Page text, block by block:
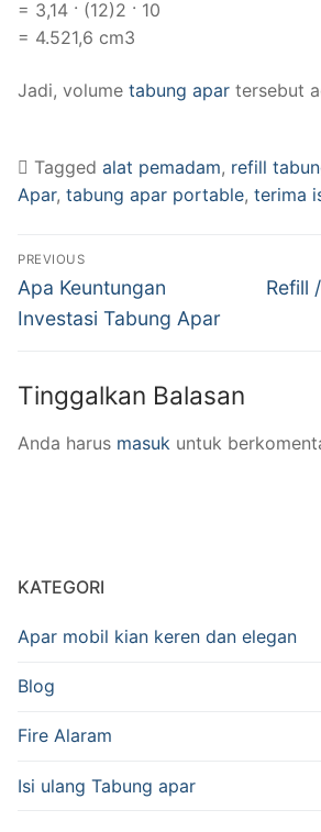
= 3,14 · (12)2 · 10
= 4.521,6 cm3
Jadi, volume tabung apar tersebut
Tagged alat pemadam, refill
Apar, tabung apar portable, terima
PREVIOUS
Apa Keuntungan
Investasi Tabung Apar
Refill
Tinggalkan Balasan
Anda harus masuk untuk
KATEGORI
Apar mobil kian keren dan elegan
Blog
Fire Alaram
Isi ulang Tabung apar